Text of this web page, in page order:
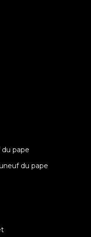
pape
du pape